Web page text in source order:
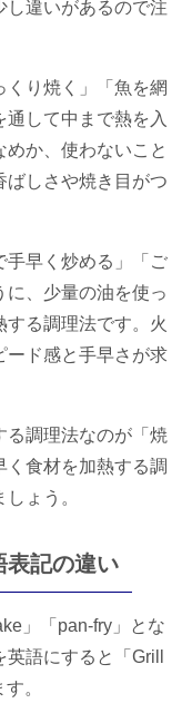
し違いがあるので注
くり焼く」「魚を網
して中まで熱を入
か、使わないこと
ばしさや焼き目がつ
手早く炒める」「ご
、少量の油を使っ
する調理法です。火
ード感と手早さが求
る調理法なのが「焼
く食材を加熱する調
ょう。
表記の違い
」「pan-fry」とな
語にすると「Grill
。